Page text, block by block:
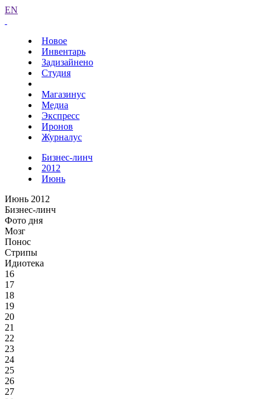
EN
Новое
Инвентарь
Задизайнено
Студия
Магазинус
Медиа
Экспресс
Иронов
Журналус
Бизнес-линч
2012
Июнь
Июнь 2012
Бизнес-линч
Фото дня
Мозг
Понос
Стрипы
Идиотека
16
17
18
19
20
21
22
23
24
25
26
27